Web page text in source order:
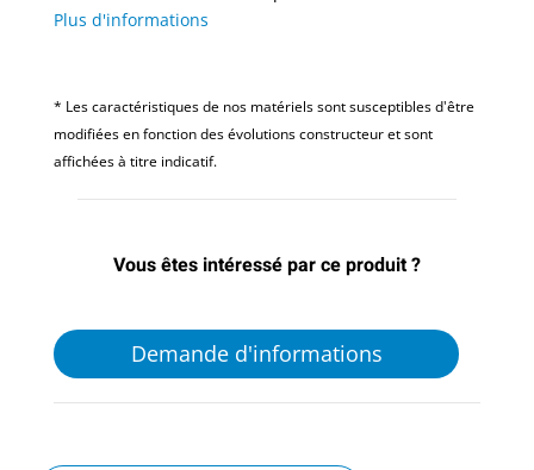
Plus d'informations
* Les caractéristiques de nos matériels sont susceptibles d'être
modifiées en fonction des évolutions constructeur et sont
affichées à titre indicatif.
Vous êtes intéressé par ce produit ?
Demande d'informations